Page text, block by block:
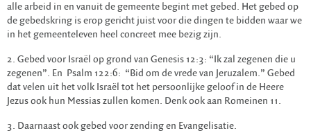
alle arbeid in en vanuit de gemeente begint met gebed. Het gebed op
de gebedskring is erop gericht juist voor die dingen te bidden waar we
in het gemeenteleven heel concreet mee bezig zijn.
2. Gebed voor Israël op grond van Genesis 12:3: “Ik zal zegenen die u
zegenen”. En Psalm 122:6: “Bid om de vrede van Jeruzalem.” Gebed
dat velen uit het volk Israël tot het persoonlijke geloof in de Heere
Jezus ook hun Messias zullen komen. Denk ook aan Romeinen 11.
3. Daarnaast ook gebed voor zending en Evangelisatie.